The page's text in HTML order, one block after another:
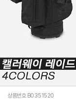
상품번호 B0351520